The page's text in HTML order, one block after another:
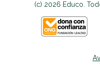
(c) 2026 Educo.